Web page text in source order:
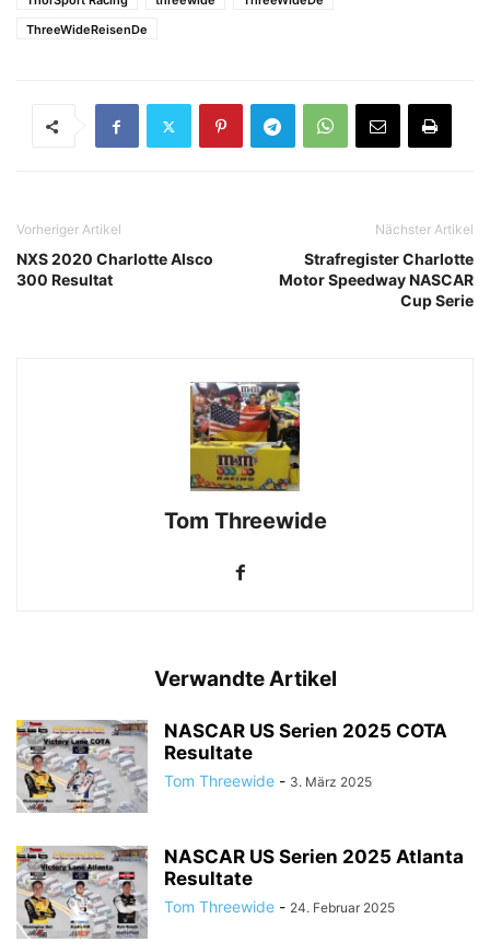
ThreeWideReisenDe
Vorheriger Artikel
NXS 2020 Charlotte Alsco
300 Resultat
Nächster Artikel
Strafregister Charlotte
Motor Speedway NASCAR
Cup Serie
Tom Threewide
Verwandte Artikel
NASCAR US Serien 2025 COTA
Resultate
Tom Threewide - 3. März 2025
NASCAR US Serien 2025 Atlanta
Resultate
Tom Threewide - 24. Februar 2025